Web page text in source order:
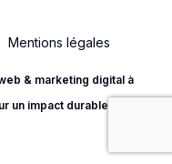
& marketing digital à
un impact durable
Mentions légales